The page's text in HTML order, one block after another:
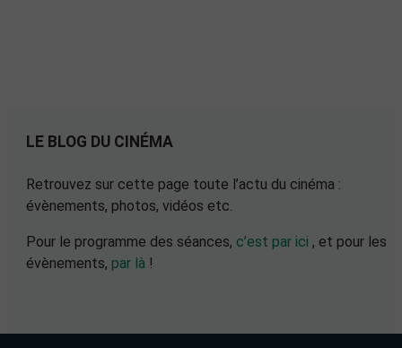
LE BLOG DU CINÉMA
Retrouvez sur cette page toute l’actu du cinéma :
évènements, photos, vidéos etc.
Pour le programme des séances, c’est par ici , et pour les
évènements, par là!